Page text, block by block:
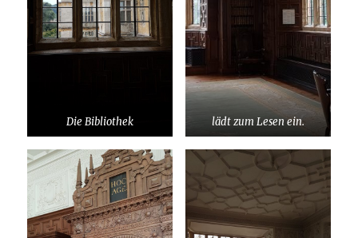
Die Bibliothek lädt zum Lesen ein.